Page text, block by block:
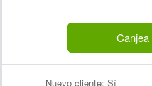
Nuevo cliente: Sí